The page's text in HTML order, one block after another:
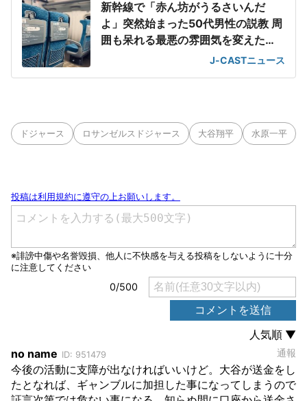
新幹線で「赤ん坊がうるさいんだ
よ」突然始まった50代男性の説教 周
囲も呆れる最悪の雰囲気を変えた
J-CASTニュース
ドジャース ロサンゼルスドジャース 大谷翔平 水原一平